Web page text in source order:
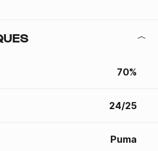
70%
24/25
Puma